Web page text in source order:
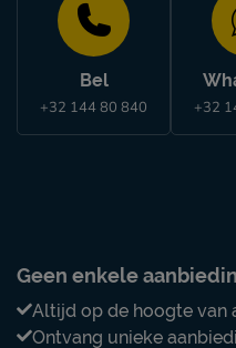
Bel
+32 144 80 840 +32
Geen enkele
Altijd op de hoogte van
Ontvang unieke